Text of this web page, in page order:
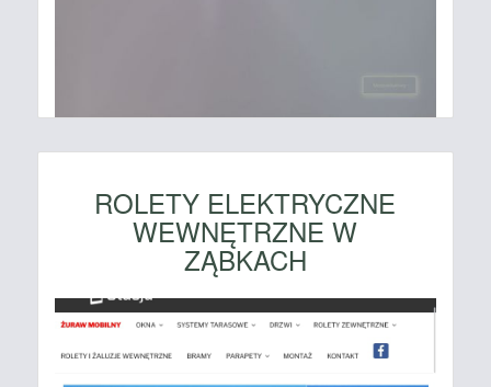
ROLETY ELEKTRYCZNE
WEWNĘTRZNE W
ZĄBKACH